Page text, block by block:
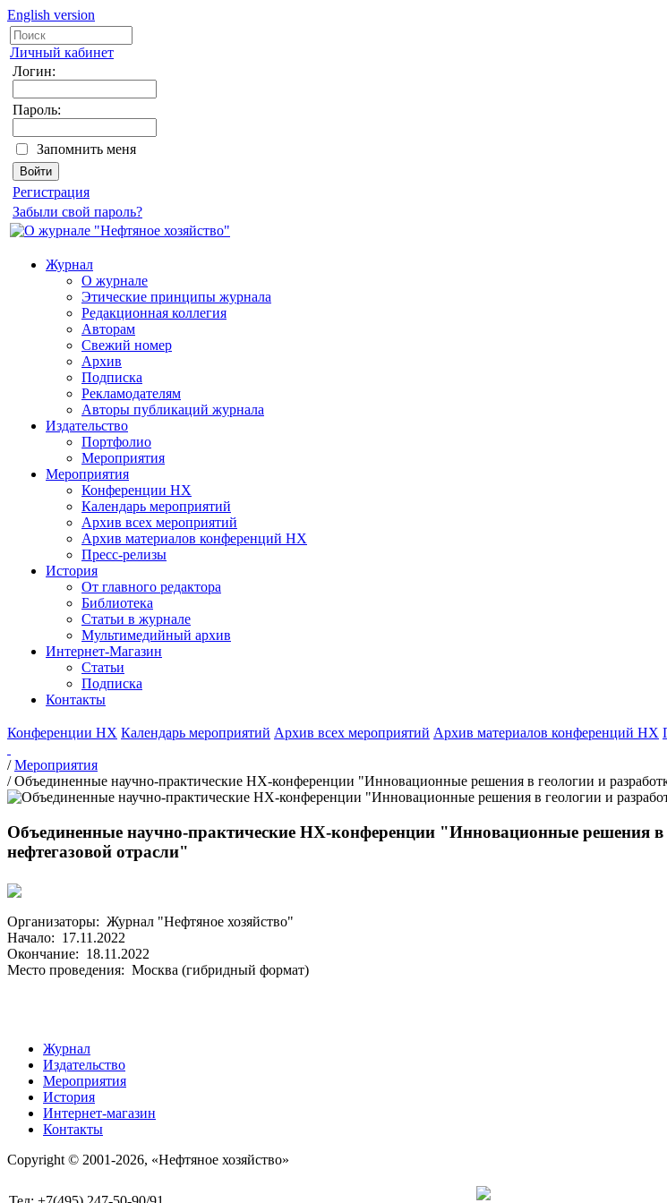
English version
Личный кабинет
Логин:
Пароль:
Запомнить меня
Регистрация
Забыли свой пароль?
Журнал
О журнале
Этические принципы журнала
Редакционная коллегия
Авторам
Свежий номер
Архив
Подписка
Рекламодателям
Авторы публикаций журнала
Издательство
Портфолио
Мероприятия
Мероприятия
Конференции НХ
Календарь мероприятий
Архив всех мероприятий
Архив материалов конференций НХ
Пресс-релизы
История
От главного редактора
Библиотека
Статьи в журнале
Мультимедийный архив
Интернет-Магазин
Статьи
Подписка
Контакты
Конференции НХ Календарь мероприятий Архив всех мероприятий Архив материалов конференций НХ
/Мероприятия
/Объединенные научно-практические НХ-конференции "Инновационные решения в геологии и
Объединенные научно-практические НХ-конференции "Инновационные решения
нефтегазовой отрасли"
Организаторы: Журнал "Нефтяное хозяйство"
Начало: 17.11.2022
Окончание: 18.11.2022
Место проведения: Москва (гибридный формат)
Журнал
Издательство
Мероприятия
История
Интернет-магазин
Контакты
Copyright © 2001-2026, «Нефтяное хозяйство»